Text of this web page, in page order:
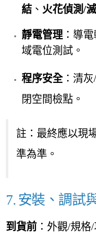
結 、 火花偵測/
靜電管理 ：導
域電位測試。
程序安全：清
閉空間檢點。
註：最終應以現
準為準。
7. 安裝、調試
到貨前 ：外觀/規格